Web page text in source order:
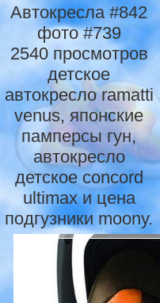
Автокресла #842
фото #739
2540 просмотров
детское
автокресло ramatti
venus, японские
памперсы гун,
автокресло
детское concord
ultimax и цена
подгузники moony.